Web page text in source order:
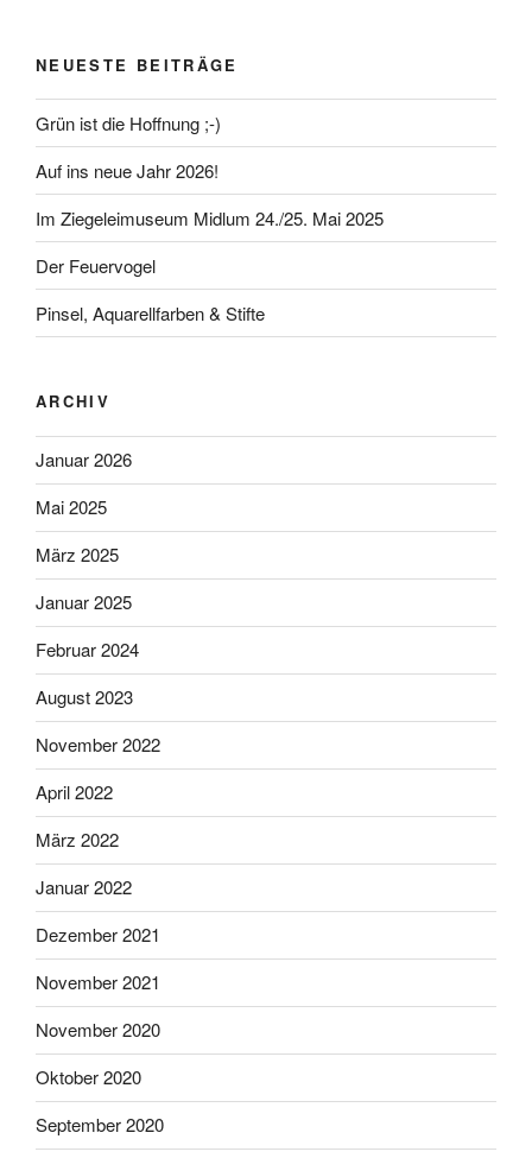
NEUESTE BEITRÄGE
Grün ist die Hoffnung ;-)
Auf ins neue Jahr 2026!
Im Ziegeleimuseum Midlum 24./25. Mai 2025
Der Feuervogel
Pinsel, Aquarellfarben & Stifte
ARCHIV
Januar 2026
Mai 2025
März 2025
Januar 2025
Februar 2024
August 2023
November 2022
April 2022
März 2022
Januar 2022
Dezember 2021
November 2021
November 2020
Oktober 2020
September 2020